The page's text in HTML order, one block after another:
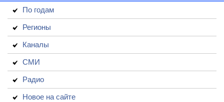
По годам
Регионы
Каналы
СМИ
Радио
Новое на сайте